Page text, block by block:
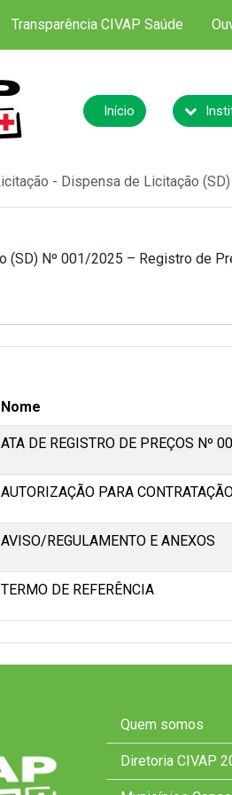
Transparência CIVAP Saúde
Início
- Dispensa de Licitação
(SD) Nº 001/2025 – Registro de
Nome
ATA DE REGISTRO DE PREÇOS Nº
AUTORIZAÇÃO PARA
AVISO/REGULAMENTO E ANEXOS
TERMO DE REFERÊNCIA
Quem somos
Diretoria CIVAP